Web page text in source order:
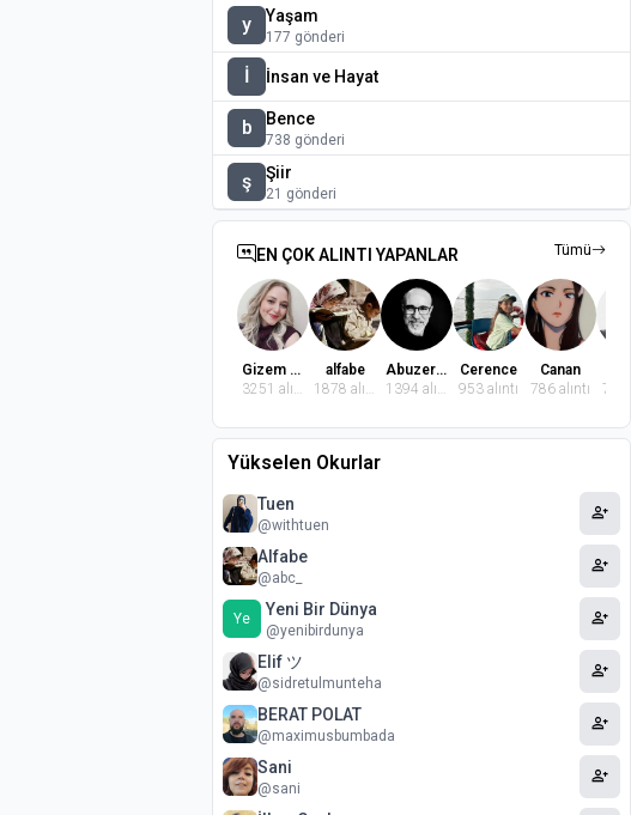
y Yaşam
177 gönderi
İ İnsan ve Hayat
b Bence
738 gönderi
ş Şiir
21 gönderi
EN ÇOK ALINTI YAPANLAR Tümü
Gizem Dindaroğlu
3251 alıntı
alfabe
1878 alıntı
Abuzer Badem
1394 alıntı
Cerence
953 alıntı
Canan
786 alıntı
764
Yükselen Okurlar
Tuen
@withtuen person_add
Alfabe
@abc_ person_add
Ye Yeni Bir Dünya
@yenibirdunya person_add
Elif ツ
@sidretulmunteha person_add
BERAT POLAT
@maximusbumbada person_add
Sani
@sani person_add